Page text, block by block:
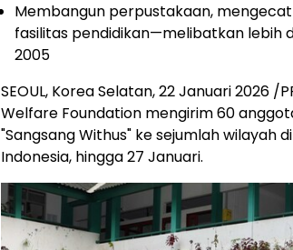
Membangun perpustakaan,
fasilitas pendidikan—melibatkan lebih
2005
SEOUL, Korea Selatan, 22 Januari 2026 /
Welfare Foundation mengirim 60
"Sangsang Withus" ke sejumlah wilayah
Indonesia, hingga 27 Januari.